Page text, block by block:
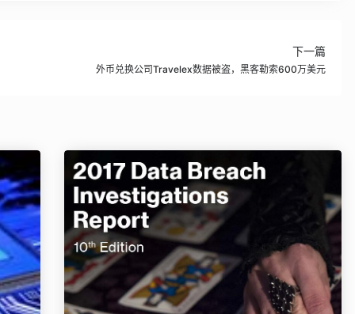
下一篇
外币兑换公司Travelex数据被盗，黑客勒索600万美元